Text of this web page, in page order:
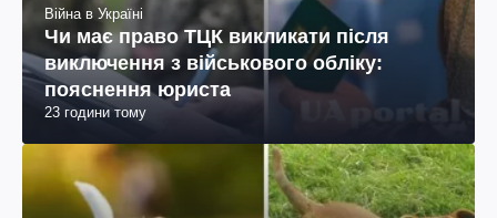
Війна в Україні
Чи має право ТЦК викликати після
виключення з військового обліку:
пояснення юриста
23 години тому